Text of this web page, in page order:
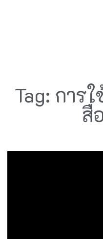
Tag: การ
สื่